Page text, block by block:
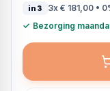
in3 3x € 181,00•
✓ Bezorging